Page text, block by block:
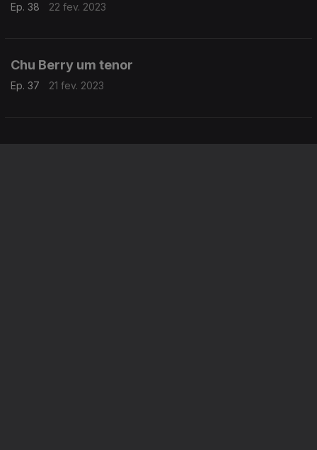
Ep. 38 22 fev. 2023
Chu Berry um tenor
Ep. 37 21 fev. 2023